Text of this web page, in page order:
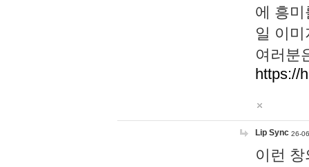
에 흥
일 이
여러분
https://
Lip Sync 26-
이런